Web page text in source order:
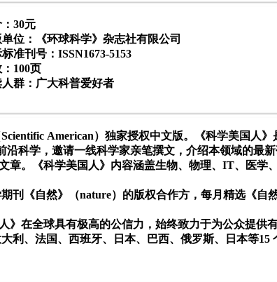
30元
单位：《环球科学》杂志社有限公司
标准刊号：ISSN1673-5153
100页
群：广大科普爱好者
American）独家授权中文版。《科学美国人
沿科学，邀请一线科学家亲笔撰文，介绍本领域的最
章。《科学美国人》内容涵盖生物、物理、IT、医学
刊《自然》（nature）的版权合作方，每月精选《自
》在全球具有极高的公信力，始终致力于为公众提供
利、法国、西班牙、日本、巴西、俄罗斯、日本等15